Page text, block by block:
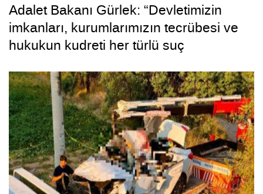
Adalet Bakanı Gürlek: “Devletimizin
imkanları, kurumlarımızın tecrübesi ve
hukukun kudreti her türlü suç